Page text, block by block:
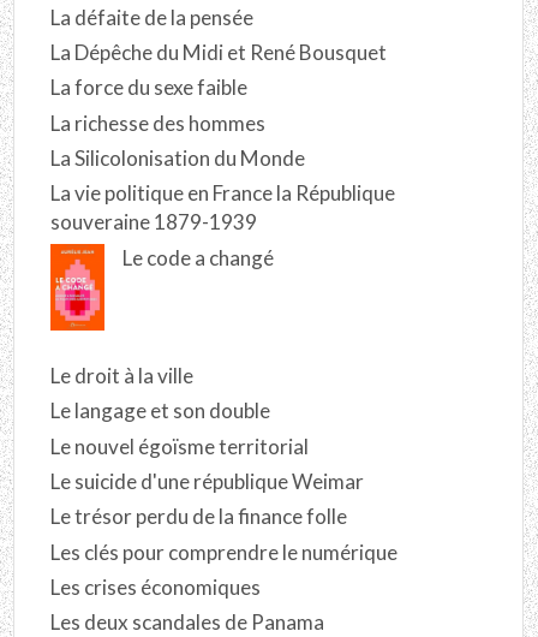
La défaite de la pensée
La Dépêche du Midi et René Bousquet
La force du sexe faible
La richesse des hommes
La Silicolonisation du Monde
La vie politique en France la République
souveraine 1879-1939
Le code a changé
Le droit à la ville
Le langage et son double
Le nouvel égoïsme territorial
Le suicide d'une république Weimar
Le trésor perdu de la finance folle
Les clés pour comprendre le numérique
Les crises économiques
Les deux scandales de Panama